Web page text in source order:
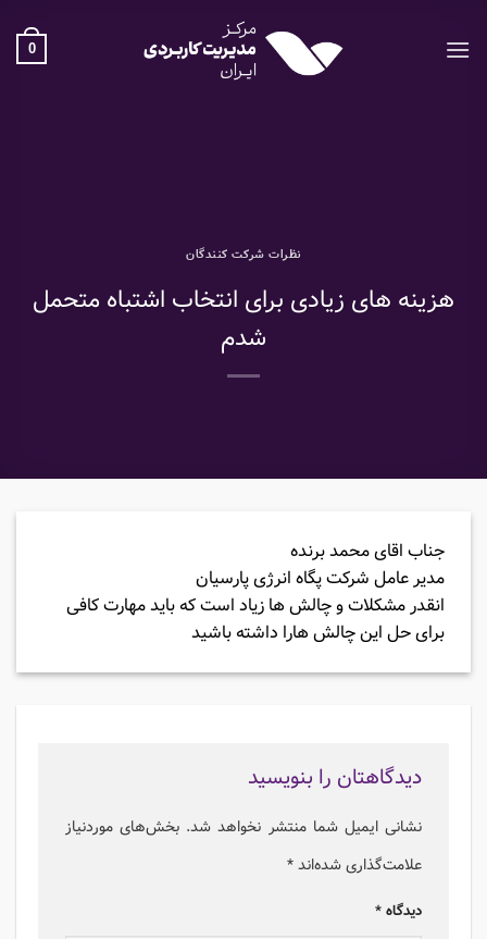
content
0
نظرات شرکت کنندگان
هزینه های زیادی برای انتخاب اشتباه متحمل
شدم
جناب اقای محمد برنده
مدیر عامل شرکت پگاه انرژی پارسیان
انقدر مشکلات و چالش ها زیاد است که باید مهارت کافی
برای حل این چالش هارا داشته باشید
دیدگاهتان را بنویسید
نشانی ایمیل شما منتشر نخواهد شد. بخش‌های موردنیاز
علامت‌گذاری شده‌اند*
دیدگاه *